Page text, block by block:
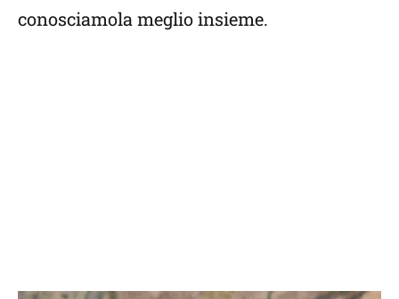
conosciamola meglio insieme.